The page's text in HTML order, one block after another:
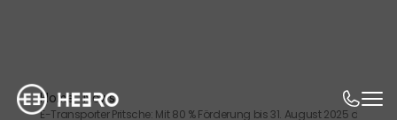
Home News
E-Transporter Pritsche: Mit 80 % Förderung bis 31. August 2025 die